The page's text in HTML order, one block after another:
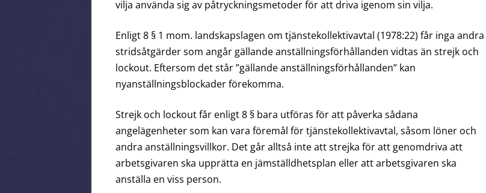
vilja använda sig av påtryckningsmetoder för att driva igenom sin vilja.
Enligt 8 § 1 mom. landskapslagen om tjänstekollektivavtal (1978:22) får inga andra
stridsåtgärder som angår gällande anställningsförhållanden vidtas än strejk och
lockout. Eftersom det står ”gällande anställningsförhållanden” kan
nyanställningsblockader förekomma.
Strejk och lockout får enligt 8 § bara utföras för att påverka sådana
angelägenheter som kan vara föremål för tjänstekollektivavtal, såsom löner och
andra anställningsvillkor. Det går alltså inte att strejka för att genomdriva att
arbetsgivaren ska upprätta en jämställdhetsplan eller att arbetsgivaren ska
anställa en viss person.